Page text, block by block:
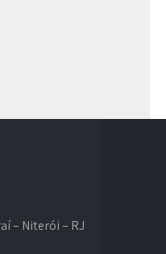
– Niterói – RJ